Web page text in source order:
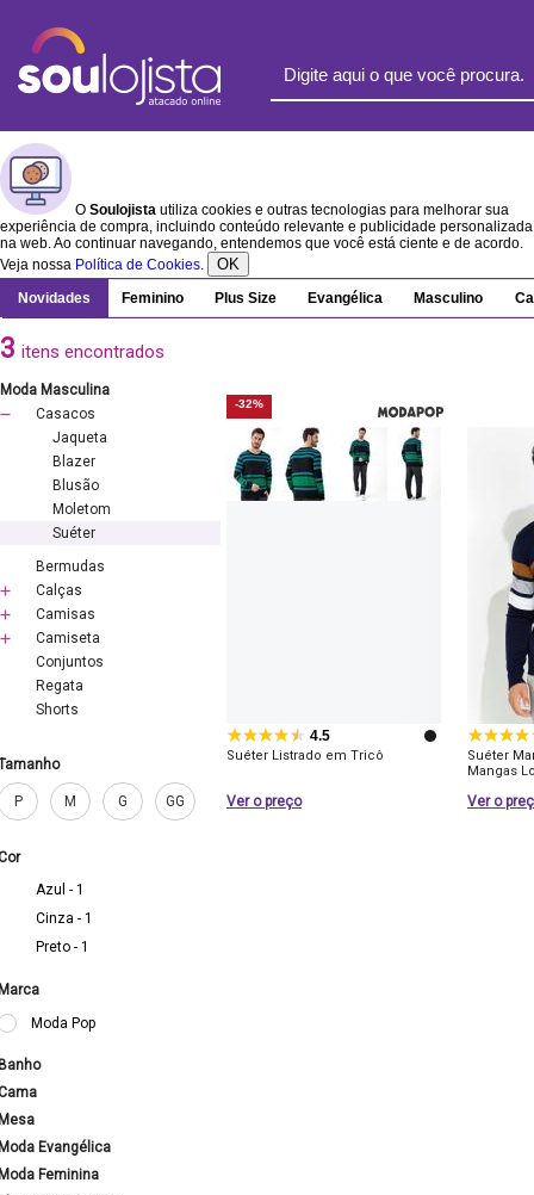
O Soulojista utiliza cookies e outras tecnologias para melhorar sua
experiência de compra, incluindo conteúdo relevante e publicidade personalizada
na web. Ao continuar navegando, entendemos que você está ciente e de acordo.
Veja nossa Política de Cookies. OK
Novidades Feminino Plus Size Evangélica Masculino
3 itens encontrados
Moda Masculina
Casacos
Jaqueta
Blazer
Blusão
Moletom
Suéter
Bermudas
Calças
Camisas
Camiseta
Conjuntos
Regata
Shorts
P M G GG
Azul - 1
Cinza - 1
Preto - 1
Moda Pop
Evangélica
Feminina
-32%
4.5
Suéter Listrado em Tricô
Ver o preço
Suéter
Mangas
Ver o